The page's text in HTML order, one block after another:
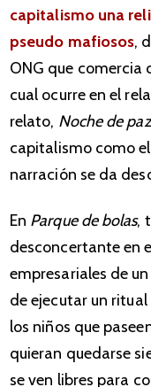
capitalismo una
pseudo mafiosos,
ONG que comercia
cual ocurre en el
relato, Noche de paz
capitalismo como
narración se da
En Parque de bolas,
desconcertante en
empresariales de
de ejecutar un
los niños que
quieran quedarse
se ven libres para